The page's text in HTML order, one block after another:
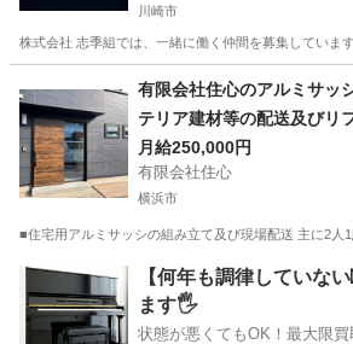
川崎市
株式会社 志季組では、一緒に働く仲間を募集していま
鳶職
有限会社住心のアルミサッ
テリア建材等の配送及びリ
ス・賞与あり】
月給250,000円
有限会社住心
横浜市
■住宅用アルミサッシの組み立て及び現場配送 主に2
神奈川 内装職人
【何年も調律していな
ます🖐️
状態が悪くてもOK！最大限買